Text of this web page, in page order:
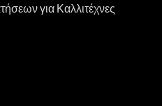
για Καλλιτέχνες